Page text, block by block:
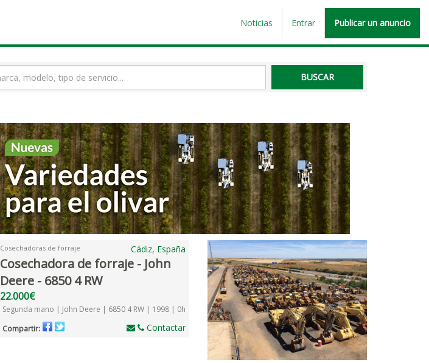
Noticias
Entrar Publicar un anuncio
Cosechadoras de forraje Cádiz, España
Cosechadora de forraje - John
Deere - 6850 4 RW
22.000€
Segunda mano | John Deere | 6850 4 RW | 1998 | 0h
Compartir:
Contactar